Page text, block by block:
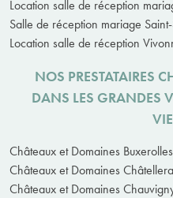
Location salle de réception
Salle de réception mariage
Location salle de réception
NOS PRESTATAIRES
DANS LES GRANDES
Châteaux et Domaines Buxerolles
Châteaux et Domaines
Châteaux et Domaines